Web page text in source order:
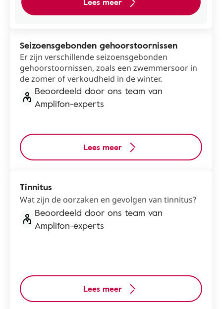
Seizoensgebonden gehoorstoornissen
Er zijn verschillende seizoensgebonden
gehoorstoornissen, zoals een zwemmersoor in
de zomer of verkoudheid in de winter.
Beoordeeld door ons team van
Amplifon-experts
Lees meer
Tinnitus
Wat zijn de oorzaken en gevolgen van tinnitus?
Beoordeeld door ons team van
Amplifon-experts
Lees meer